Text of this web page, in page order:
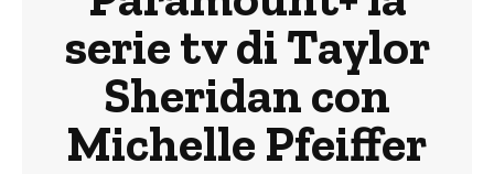
serie tv di Taylor
Sheridan con
Michelle Pfeiffer